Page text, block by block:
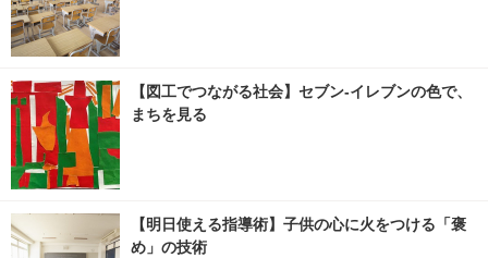
【図工でつながる社会】セブン‐イレブンの色で、
まちを見る
【明日使える指導術】子供の心に火をつける「褒
め」の技術